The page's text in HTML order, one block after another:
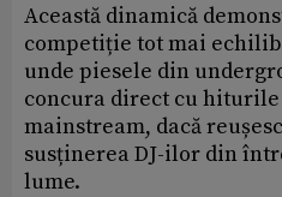
Această dinamică
competiție tot mai
unde piesele din
concura direct cu hiturile
mainstream, dacă
susținerea DJ-ilor din
lume.